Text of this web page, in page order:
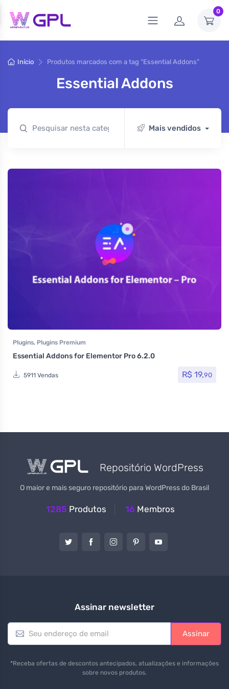
0
Início Produtos marcados com a tag “Essential Addons”
Essential Addons
Mais vendidos
Plugins, Plugins Premium
Essential Addons for Elementor Pro 6.2.0
5911 Vendas R$ 19,90
Repositório WordPress
O maior e mais seguro repositório para WordPress do Brasil
1285 Produtos 16 Membros
Assinar newsletter
E
a
Assinar
*Receba ofertas de descontos antecipados, atualizações e informações
sobre novos produtos.